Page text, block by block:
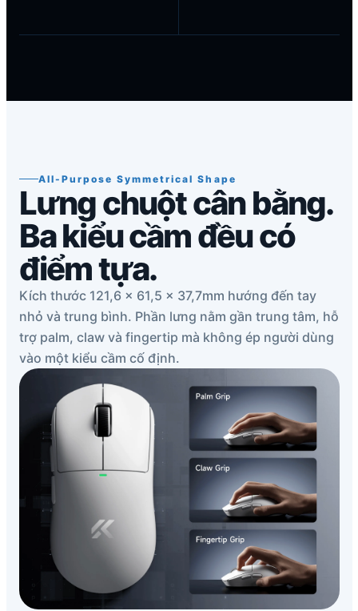
All-Purpose Symmetrical Shape
Lưng chuột cân bằng.
Ba kiểu cầm đều có
điểm tựa.
Kích thước 121,6 × 61,5 × 37,7mm hướng đến tay
nhỏ và trung bình. Phần lưng nằm gần trung tâm, hỗ
trợ palm, claw và fingertip mà không ép người dùng
vào một kiểu cầm cố định.